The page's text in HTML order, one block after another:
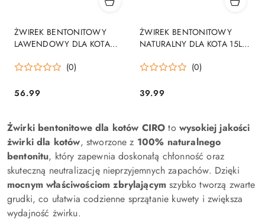
ŻWIREK BENTONITOWY
LAWENDOWY DLA KOTA
NATURALNY BEZPYŁOWY
(0)
Cena:
56.99
ŻWIREK BENTONITOWY
NATURALNY DLA KOTA 15L
BEZPYŁOWY (0)
Cena:
39.99
Żwirki bentonitowe dla kotów CIRO to wysokiej jakości
żwirki dla kotów, stworzone z 100% naturalnego
bentonitu, który zapewnia doskonałą chłonność oraz
skuteczną neutralizację nieprzyjemnych zapachów. Dzięki
mocnym właściwościom zbrylającym szybko tworzą zwarte
grudki, co ułatwia codzienne sprzątanie kuwety i zwiększa
wydajność żwirku.